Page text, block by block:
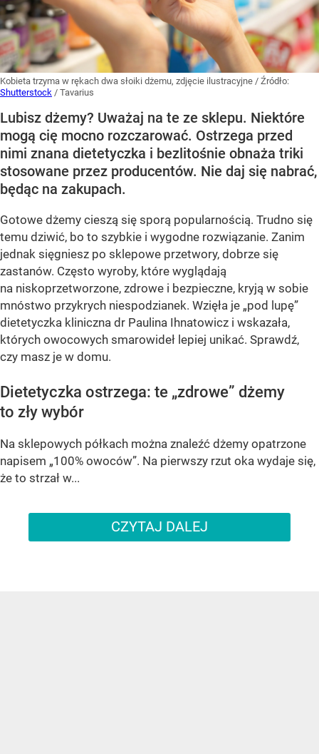
Kobieta trzyma w rękach dwa słoiki dżemu, zdjęcie ilustracyjne / Źródło:
Shutterstock / Tavarius
Lubisz dżemy? Uważaj na te ze sklepu. Niektóre
mogą cię mocno rozczarować. Ostrzega przed
nimi znana dietetyczka i bezlitośnie obnaża triki
stosowane przez producentów. Nie daj się nabrać,
będąc na zakupach.
Gotowe dżemy cieszą się sporą popularnością. Trudno się
temu dziwić, bo to szybkie i wygodne rozwiązanie. Zanim
jednak sięgniesz po sklepowe przetwory, dobrze się
zastanów. Często wyroby, które wyglądają
na niskoprzetworzone, zdrowe i bezpieczne, kryją w sobie
mnóstwo przykrych niespodzianek. Wzięła je „pod lupę”
dietetyczka kliniczna dr Paulina Ihnatowicz i wskazała,
których owocowych smarowideł lepiej unikać. Sprawdź,
czy masz je w domu.
Dietetyczka ostrzega: te „zdrowe” dżemy
to zły wybór
Na sklepowych półkach można znaleźć dżemy opatrzone
napisem „100% owoców”. Na pierwszy rzut oka wydaje się,
że to strzał w...
CZYTAJ DALEJ